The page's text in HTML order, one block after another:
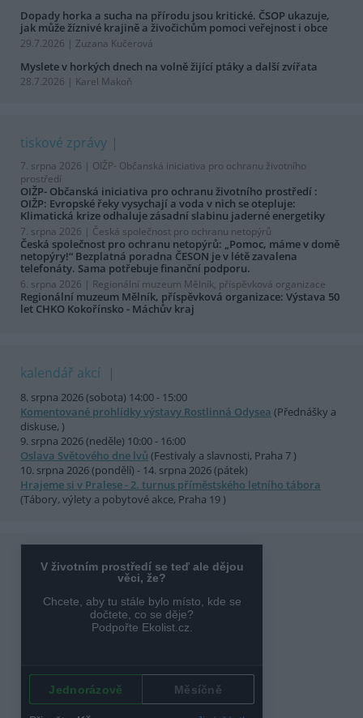
Dopady horka a sucha na přírodu jsou kritické. ČSOP ukazuje,
jak může žíznivé krajině a živočichům pomoci veřejnost i obce
29.7.2026 | Zuzana Kučerová
Myslete v horkých dnech na volně žijící ptáky a další zvířata
28.7.2026 | Karel Makoň
tiskové zprávy
7. srpna 2026 | OIŽP- Občanská iniciativa pro ochranu životního
prostředí
OIŽP- Občanská iniciativa pro ochranu životního prostředí :
OIŽP: Evropské řeky vysychají a voda v nich se otepluje:
Klimatická krize odhaluje zásadní slabinu jaderné energetiky
7. srpna 2026 | Česká společnost pro ochranu netopýrů
Česká společnost pro ochranu netopýrů: „Pomoc, máme v domě
netopýry!“ Bezplatná poradna ČESON je v létě zavalena
telefonáty. Sama potřebuje finanční podporu.
6. srpna 2026 | Regionální muzeum Mělník, příspěvková organizace
Regionální muzeum Mělník, příspěvková organizace: Výstava 50
let CHKO Kokořínsko - Máchův kraj
kalendář akcí
8. srpna 2026 (sobota) 14:00 - 15:00
Komentované prohlídky výstavy Rostlinná Odysea (Přednášky a
diskuse, )
9. srpna 2026 (neděle) 10:00 - 16:00
Oslava Světového dne lvů (Festivaly a slavnosti, Praha 7 )
10. srpna 2026 (pondělí) - 14. srpna 2026 (pátek)
Hrajeme si v Pralese - 2. turnus příměstského letního tábora
(Tábory, výlety a pobytové akce, Praha 19 )